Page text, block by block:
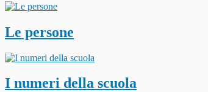
Le persone
I numeri della scuola